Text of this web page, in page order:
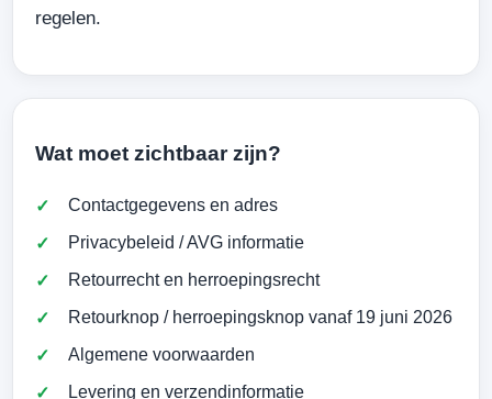
regelen.
Wat moet zichtbaar zijn?
Contactgegevens en adres
Privacybeleid / AVG informatie
Retourrecht en herroepingsrecht
Retourknop / herroepingsknop vanaf 19 juni 2026
Algemene voorwaarden
Levering en verzendinformatie